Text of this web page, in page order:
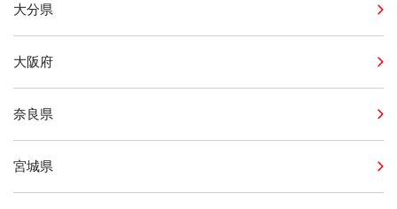
大分県
大阪府
奈良県
宮城県